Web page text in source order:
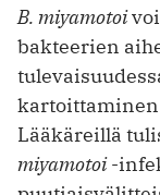
B. miyamotoi
bakteerien
kartoittaminen
Lääkäreillä
miyamotoi-